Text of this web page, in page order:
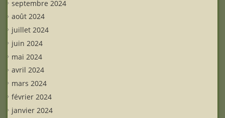
septembre 2024
août 2024
juillet 2024
juin 2024
mai 2024
avril 2024
mars 2024
février 2024
janvier 2024